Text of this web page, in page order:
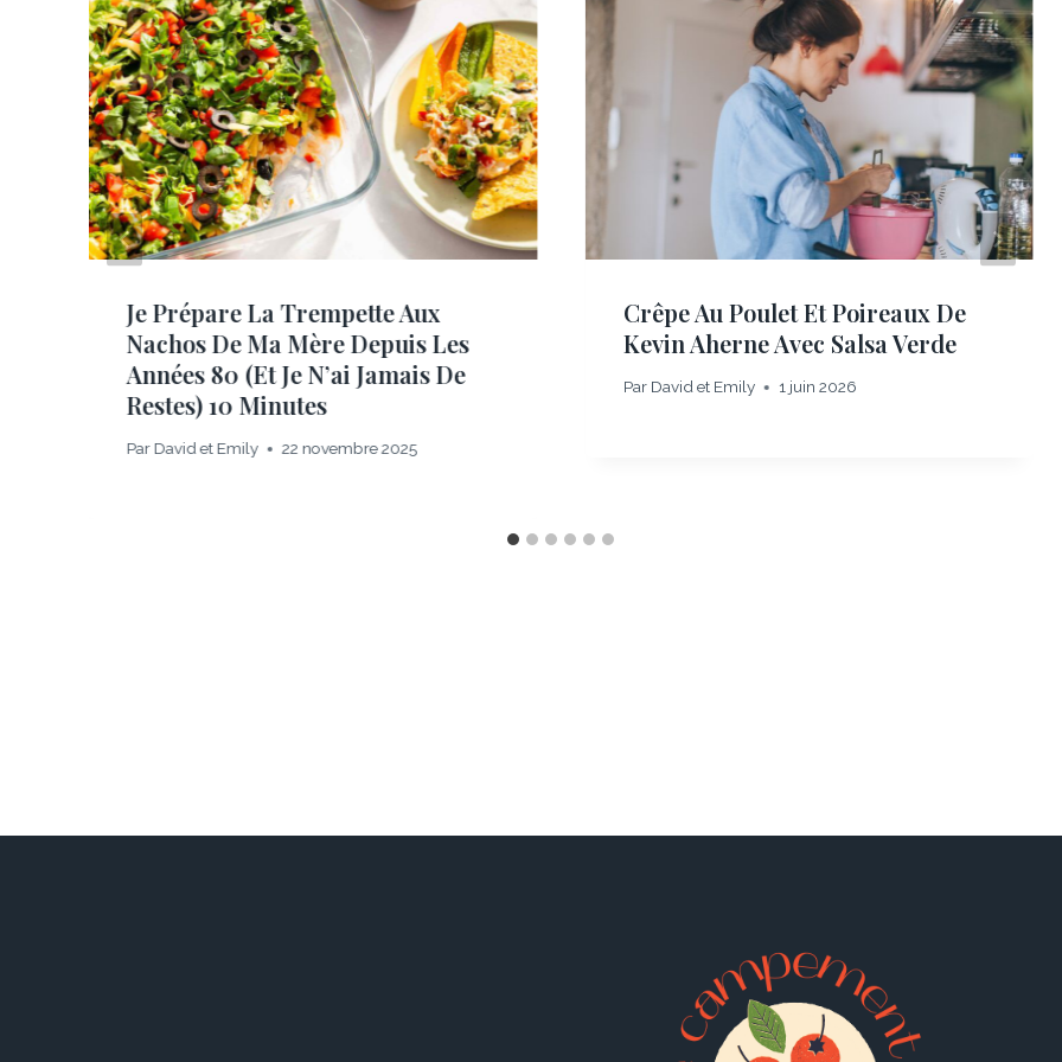
Je Prépare La Trempette Aux
Nachos De Ma Mère Depuis Les
Années 80 (et Je N’ai Jamais De
Restes) 10 Minutes
ParDavid et Emily 22 novembre 2025
Crêpe Au Poulet Et Poireaux De
Kevin Aherne Avec Salsa Verde
Par David et Emily 1 juin 2026